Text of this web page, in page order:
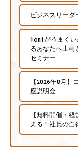
ビジネスリーダ
1on1がうまく
るあなたへ上司
セミナー
【2026年8月
座説明会
【無料開催・
える！社員の自